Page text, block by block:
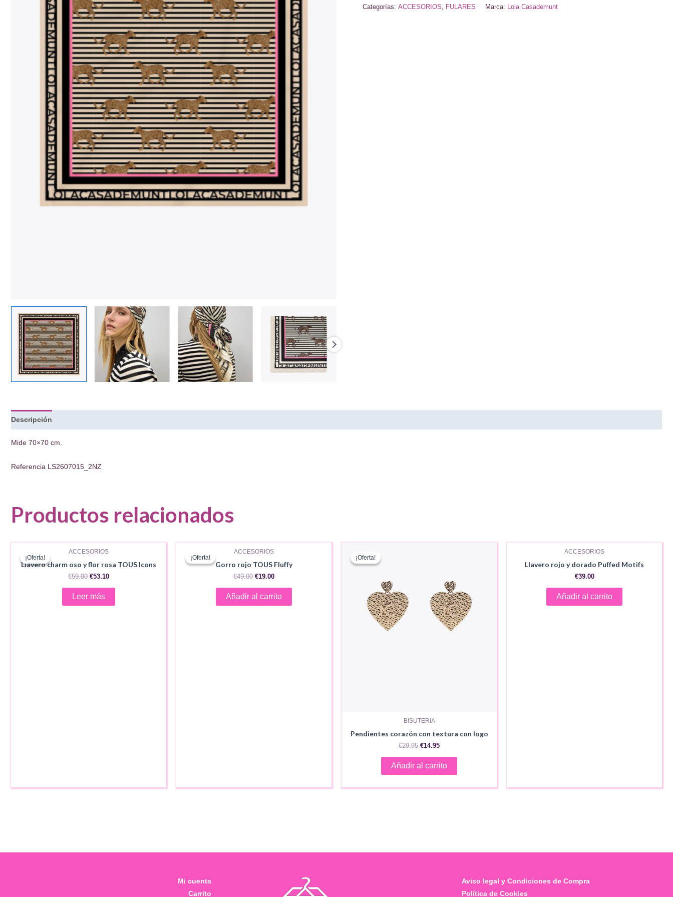
Categorías: ACCESORIOS, FULARES Marca: Lola Casademunt
Descripción
Mide 70×70 cm.
Referencia LS2607015_2NZ
Productos relacionados
¡Oferta!
AGOTADO
¡Oferta!
ACCESORIOS
Llavero charm oso y flor rosa TOUS Icons
€59.00 El
original
era:
€53.10El
Leer más
¡Oferta!
¡Oferta!
ACCESORIOS
Gorro rojo TOUS Fluffy
€49.00 El
original
era:
€19.00El
actual
es:
Añadir al carrito
¡Oferta!
¡Oferta!
BISUTERIA
Pendientes corazón con textura con logo
€29.95 El
original
era:
€29.95.
€14.95El
actual
es:
€14.95.
Añadir al carrito
ACCESORIOS
Llavero rojo y dorado Puffed Motifs
€39.00
Añadir al carrito
Mi cuenta
Carrito
Aviso legal y Condiciones de Compra
Política de Cookies